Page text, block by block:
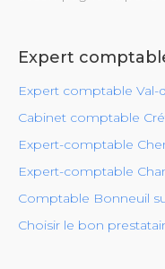
Expert
Expert comptable Val-
Cabinet comptable
Expert-comptable
Expert-comptable
Comptable Bonneuil
Choisir le bon